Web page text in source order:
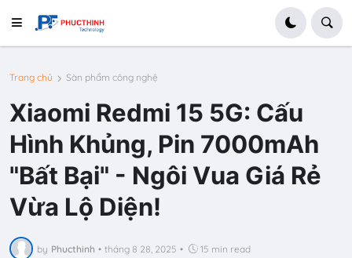
Trang chủ Sàn phẩm công nghệ
Xiaomi Redmi 15 5G: Cấu
Hình Khủng, Pin 7000mAh
"Bất Bại" - Ngôi Vua Giá Rẻ
Vừa Lộ Diện!
by Phucthinh • tháng 8 28, 2025 • 15 min read